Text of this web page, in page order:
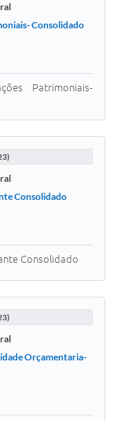
Consolidado
Patrimoniais-
Consolidado
Consolidado
Orçamentaria-